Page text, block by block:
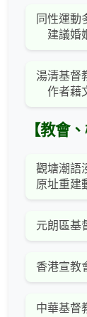
同性運動
建議婚
湯清基督
作者藉
【教會
觀塘潮語
原址重建
元朗區基
香港宣教
中華基督